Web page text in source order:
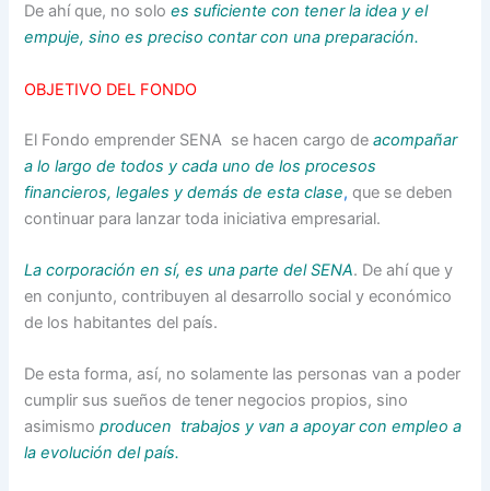
De ahí que, no soloes suficiente con tener la idea y el
empuje, sino es preciso contar con una preparación.
OBJETIVO DEL FONDO
El Fondo emprender SENA se hacen cargo deacompañar
a lo largo de todos y cada uno de los procesos
financieros, legales y demás de esta clase, que se deben
continuar para lanzar toda iniciativa empresarial.
La corporación en sí, es una parte del SENA. De ahí que y
en conjunto, contribuyen al desarrollo social y económico
de los habitantes del país.
De esta forma, así, no solamente las personas van a poder
cumplir sus sueños de tener negocios propios, sino
asimismoproducen trabajos y van a apoyar con empleo a
la evolución del país.